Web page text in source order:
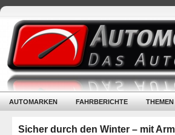
AUTOMARKEN FAHRBERICHTE THEMEN
Sicher durch den Winter – mit